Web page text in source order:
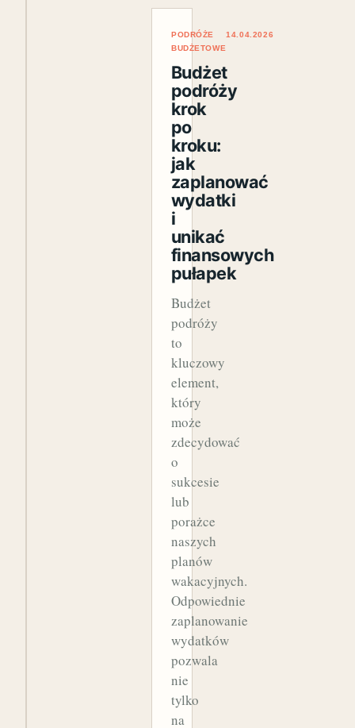
PODRÓŻE
BUDŻETOWE
14.04.2026
Budżet
podróży
krok
po
kroku:
jak
zaplanować
wydatki
i
unikać
finansowych
pułapek
Budżet
podróży
to
kluczowy
element,
który
może
zdecydować
o
sukcesie
lub
porażce
naszych
planów
wakacyjnych.
Odpowiednie
zaplanowanie
wydatków
pozwala
nie
tylko
na